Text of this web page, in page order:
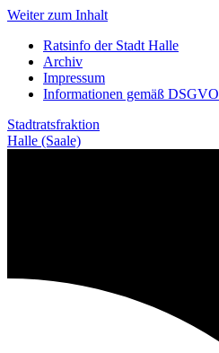
Weiter zum Inhalt
Ratsinfo der Stadt Halle
Archiv
Impressum
Informationen gemäß DSGVO
Stadtratsfraktion
Halle (Saale)